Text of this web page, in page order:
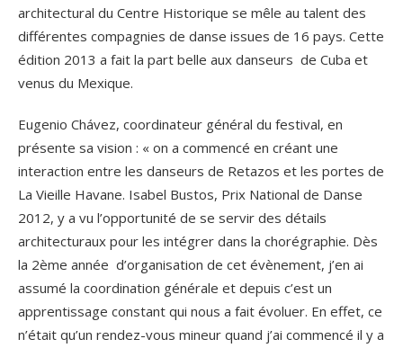
architectural du Centre Historique se mêle au talent des
différentes compagnies de danse issues de 16 pays. Cette
édition 2013 a fait la part belle aux danseurs de Cuba et
venus du Mexique.
Eugenio Chávez, coordinateur général du festival, en
présente sa vision : « on a commencé en créant une
interaction entre les danseurs de Retazos et les portes de
La Vieille Havane. Isabel Bustos, Prix National de Danse
2012, y a vu l’opportunité de se servir des détails
architecturaux pour les intégrer dans la chorégraphie. Dès
la 2ème année d’organisation de cet évènement, j’en ai
assumé la coordination générale et depuis c’est un
apprentissage constant qui nous a fait évoluer. En effet, ce
n’était qu’un rendez-vous mineur quand j’ai commencé il y a